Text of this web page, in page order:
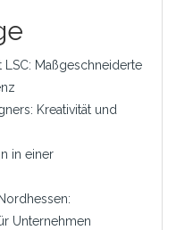
Maßgeschneiderte
Kreativität und
in einer
Unternehmen